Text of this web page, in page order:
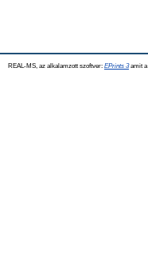
REAL-MS, az alkalamzott szoftver: EPrints 3amit a